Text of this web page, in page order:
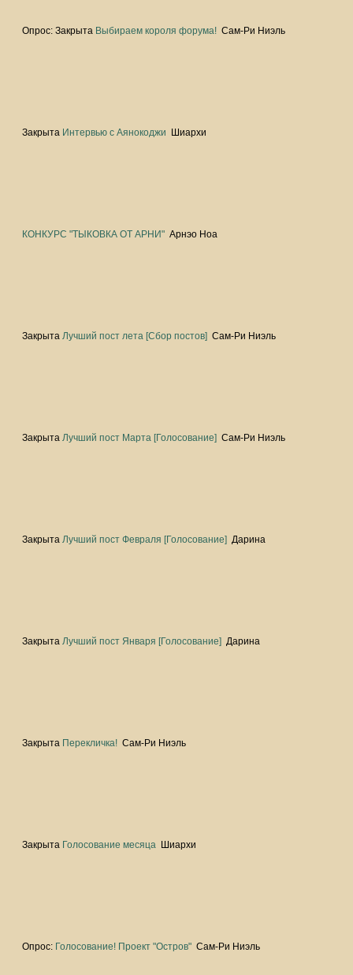
Опрос: Закрыта Выбираем короля форума! Сам-Ри Ниэль
Закрыта Интервью с Аянокоджи Шиархи
КОНКУРС "ТЫКОВКА ОТ АРНИ" Арнэо Ноа
ЗакрытаЛучший пост лета [Сбор постов] Сам-Ри Ниэль
ЗакрытаЛучший пост Марта [Голосование] Сам-Ри Ниэль
ЗакрытаЛучший пост Февраля [Голосование] Дарина
ЗакрытаЛучший пост Января [Голосование] Дарина
Закрыта Перекличка! Сам-Ри Ниэль
Закрыта Голосование месяца Шиархи
Опрос: Голосование! Проект "Остров" Сам-Ри Ниэль